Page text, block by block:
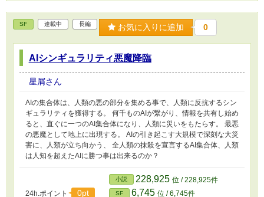
SF 連載中 長編 お気に入りに追加 0
AIシンギュラリティ悪魔降臨
星屑さん
AIの集合体は、人類の悪の部分を集める事で、人類に反抗するシン
ギュラリティを獲得する。 何千ものAIが繋がり、情報を共有し始め
ると、直ぐに一つのAI集合体になり、人類に災いをもたらす。 最悪
の悪魔として地上に出現する。 AIの引き起こす大規模で深刻な大災
害に、人類が立ち向かう、 全人類の抹殺を宣言するAI集合体、人類
は人知を超えたAIに勝つ事は出来るのか？
24h.ポイント 0pt
小説 228,925 位 / 228,925件
SF 6,745 位 / 6,745件